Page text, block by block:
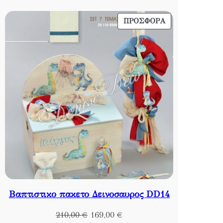
ΠΡΟΣΦΟΡΆΠΡΟΪΌΝ
Βαπτιστικο πακετο Δεινοσαυρος DD14
210,00€ Original
169,00 €